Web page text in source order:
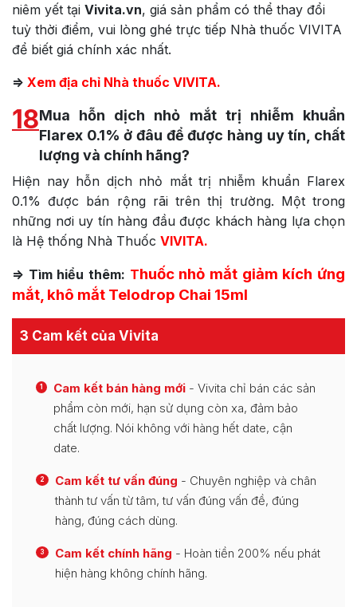
niêm yết tại Vivita.vn, giá sản phẩm có thể thay đổi
tuỳ thời điểm, vui lòng ghé trực tiếp Nhà thuốc VIVITA
để biết giá chính xác nhất.
=> Xem địa chỉ Nhà thuốc VIVITA.
18Mua hỗn dịch nhỏ mắt trị nhiễm khuẩn
Flarex 0.1% ở đâu để được hàng uy tín, chất
lượng và chính hãng?
Hiện nay hỗn dịch nhỏ mắt trị nhiễm khuẩn Flarex
0.1% được bán rộng rãi trên thị trường. Một trong
những nơi uy tín hàng đầu được khách hàng lựa chọn
là Hệ thống Nhà Thuốc VIVITA.
=> Tìm hiểu thêm: Thuốc nhỏ mắt giảm kích ứng
mắt, khô mắt Telodrop Chai 15ml
3 Cam kết của Vivita
1 Cam kết bán hàng mới - Vivita chỉ bán các sản
phẩm còn mới, hạn sử dụng còn xa, đảm bảo
chất lượng. Nói không với hàng hết date, cận
date.
2 Cam kết tư vấn đúng - Chuyên nghiệp và chân
thành tư vấn từ tâm, tư vấn đúng vấn đề, đúng
hàng, đúng cách dùng.
3 Cam kết chính hãng - Hoàn tiền 200% nếu phát
hiện hàng không chính hãng.